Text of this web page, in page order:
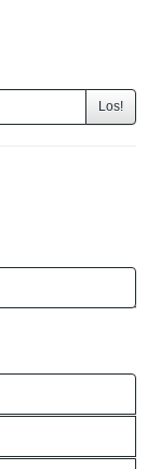
Los!